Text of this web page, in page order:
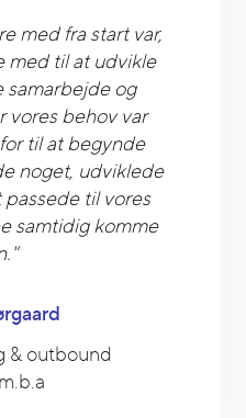
med fra start var,
med til at udvikle
og
vores behov var
til at begynde
noget, udviklede
til vores
samtidig komme
& outbound